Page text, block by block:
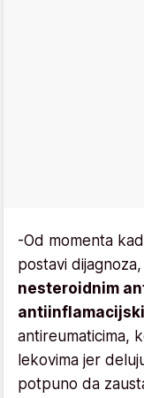
-Od momenta
postavi
nesteroidnim
antireumaticima,
lekovima jer
potpuno da